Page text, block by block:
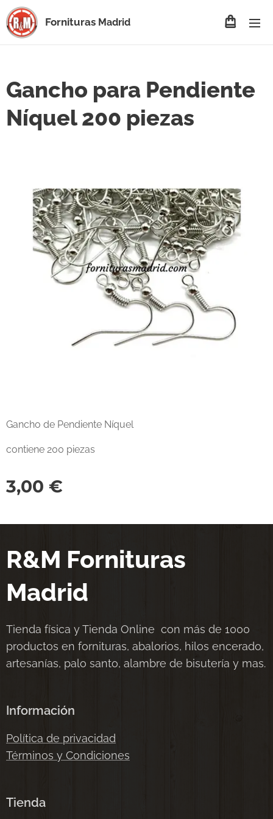
Fornituras Madrid
Gancho para Pendiente
Níquel 200 piezas
Gancho de Pendiente Níquel
contiene 200 piezas
3,00 €
R&M Fornituras
Madrid
Tienda física y Tienda Online con más de 1000
productos en fornituras, abalorios, hilos encerado,
artesanías, palo santo, alambre de bisutería y mas.
Información
Política de privacidad
Términos y Condiciones
Tienda